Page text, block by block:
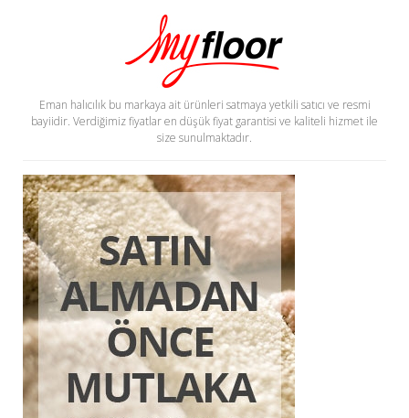
Eman halıcılık bu markaya ait ürünleri satmaya yetkili satıcı ve resmi
bayiidir. Verdiğimiz fiyatlar en düşük fiyat garantisi ve kaliteli hizmet ile
size sunulmaktadır.